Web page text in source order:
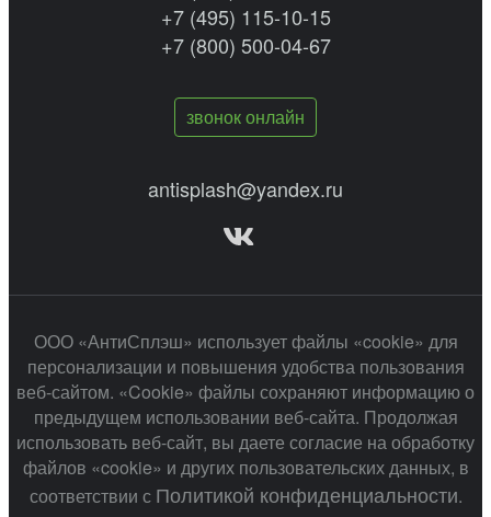
+7 (495) 115-10-15
+7 (800) 500-04-67
звонок онлайн
antisplash@yandex.ru
ООО «АнтиСплэш» использует файлы «cookie» для
персонализации и повышения удобства пользования
веб-сайтом. «Cookie» файлы сохраняют информацию о
предыдущем использовании веб-сайта. Продолжая
использовать веб-сайт, вы даете согласие на обработку
файлов «cookie» и других пользовательских данных, в
соответствии с Политикой конфиденциальности.